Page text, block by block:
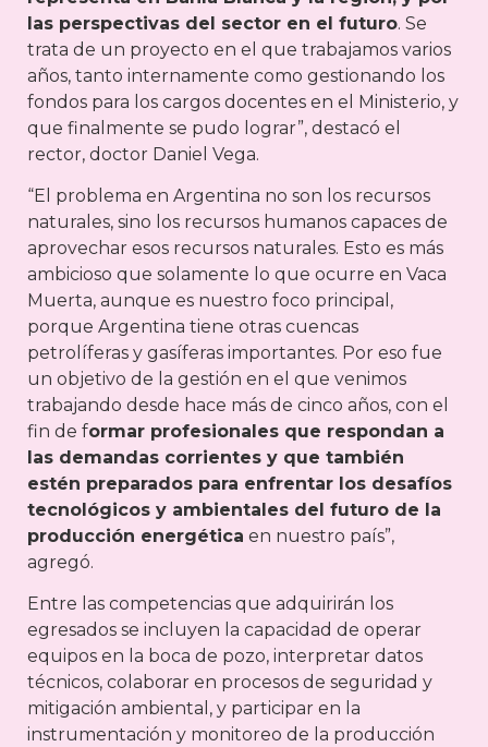
las perspectivas del sector en el futuro. Se
trata de un proyecto en el que trabajamos varios
años, tanto internamente como gestionando los
fondos para los cargos docentes en el Ministerio, y
que finalmente se pudo lograr”, destacó el
rector, doctor Daniel Vega.
“El problema en Argentina no son los recursos
naturales, sino los recursos humanos capaces de
aprovechar esos recursos naturales. Esto es más
ambicioso que solamente lo que ocurre en Vaca
Muerta, aunque es nuestro foco principal,
porque Argentina tiene otras cuencas
petrolíferas y gasíferas importantes. Por eso fue
un objetivo de la gestión en el que venimos
trabajando desde hace más de cinco años, con el
fin de formar profesionales que respondan a
las demandas corrientes y que también
estén preparados para enfrentar los desafíos
tecnológicos y ambientales del futuro de la
producción energética en nuestro país”,
agregó.
Entre las competencias que adquirirán los
egresados se incluyen la capacidad de operar
equipos en la boca de pozo, interpretar datos
técnicos, colaborar en procesos de seguridad y
mitigación ambiental, y participar en la
instrumentación y monitoreo de la producción